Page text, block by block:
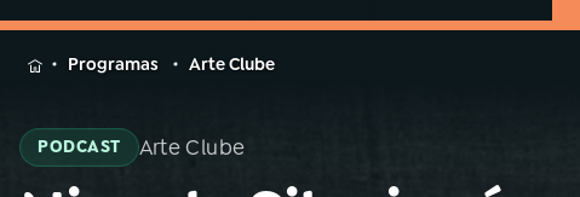
MENU
Buscar
na
Rádio
Programas Arte Clube
PODCAST Arte Clube